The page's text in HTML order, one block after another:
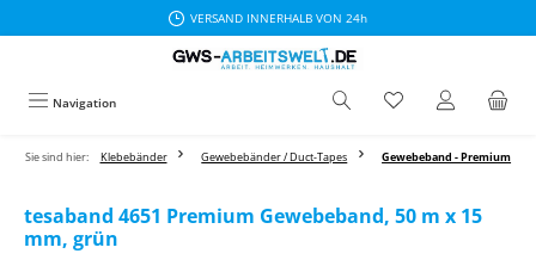
VERSAND INNERHALB VON 24h
Navigation
Sie sind hier: Klebebänder Gewebebänder / Duct-Tapes Gewebeband - Premium
tesaband 4651 Premium Gewebeband, 50 m x 15
mm, grün